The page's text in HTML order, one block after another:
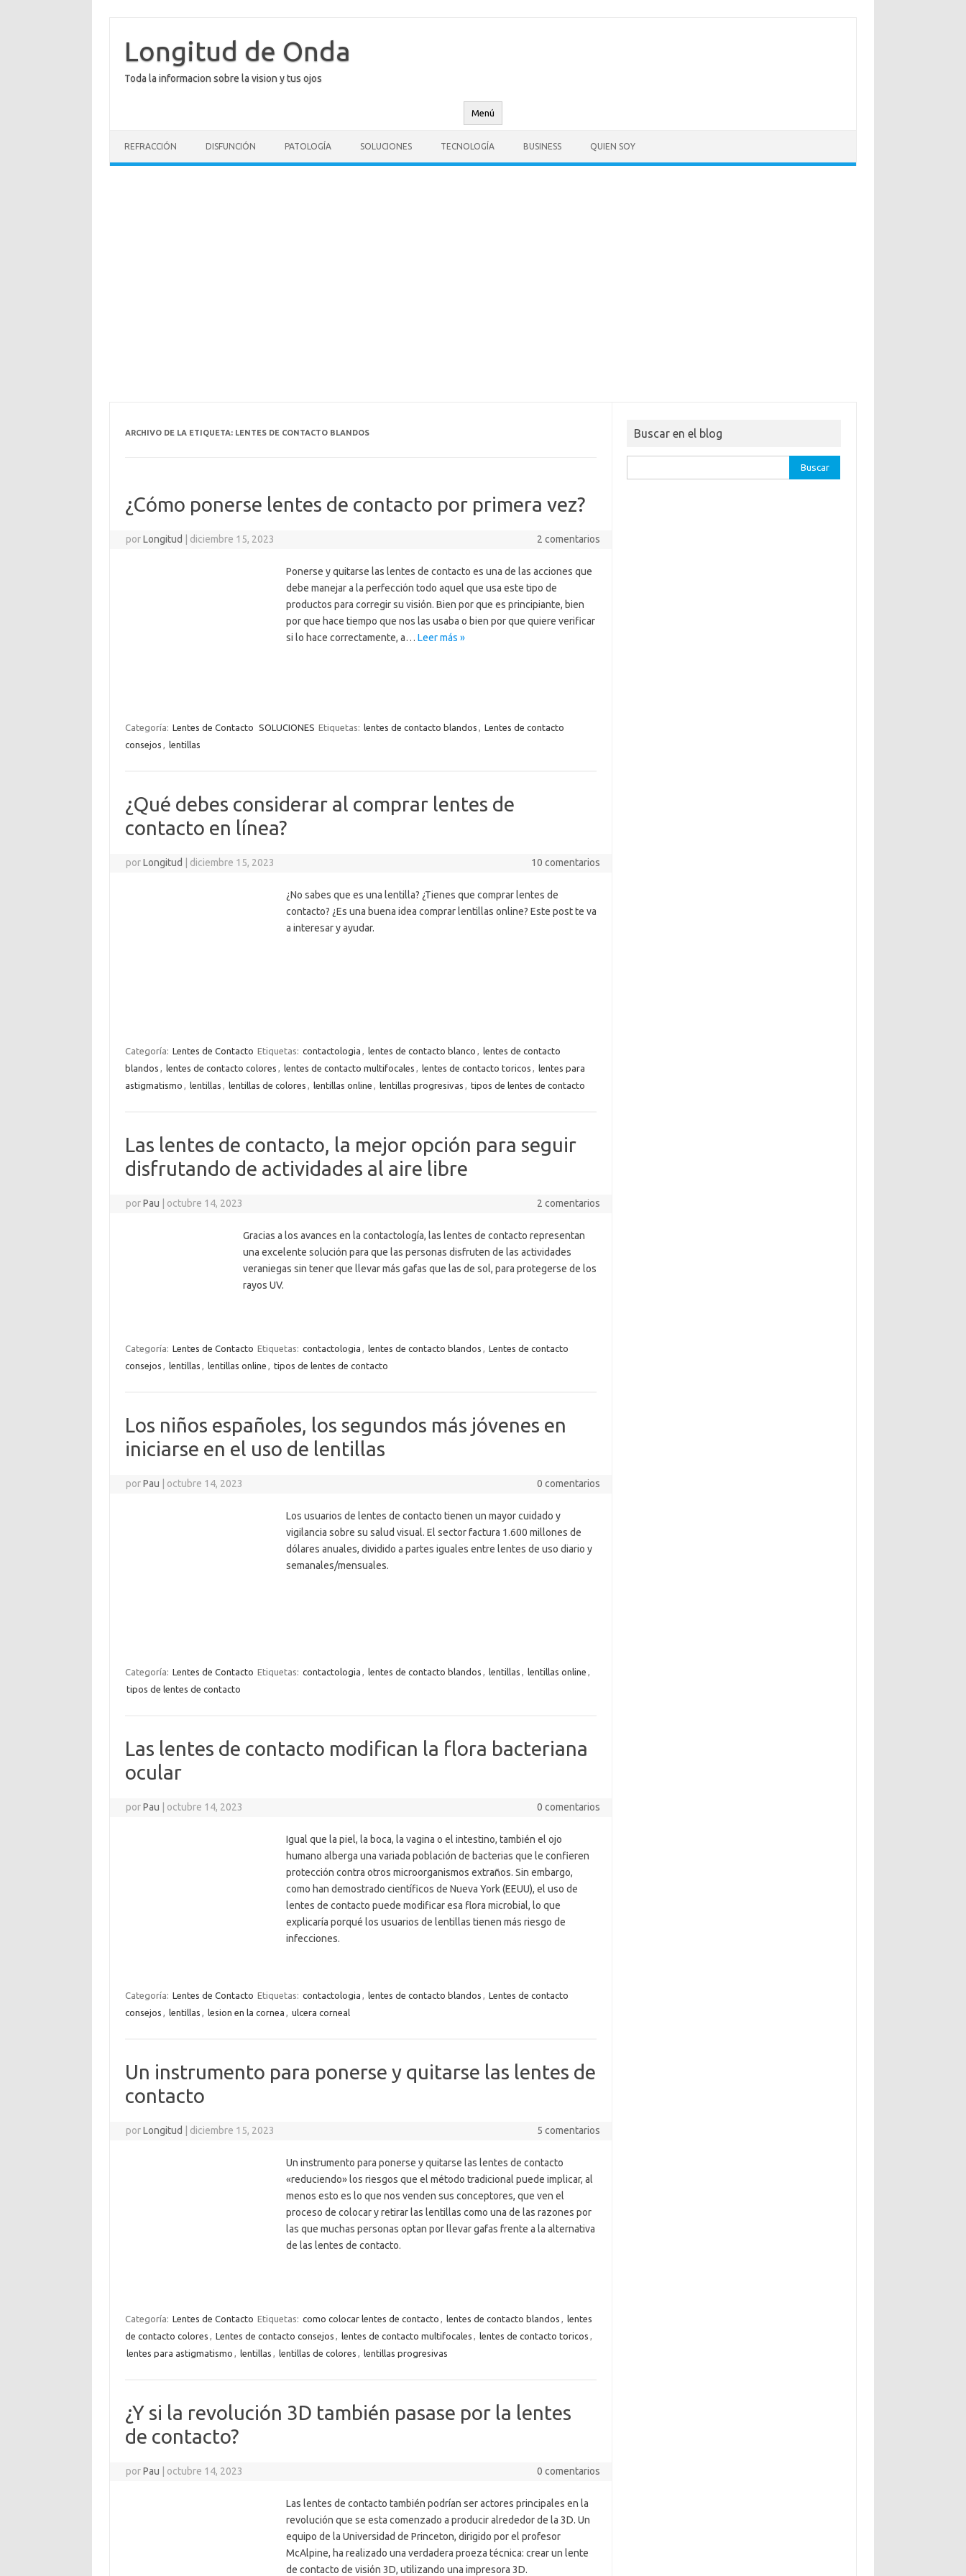
contenido
Longitud de Onda
Toda la informacion sobre la vision y tus ojos
Menú
REFRACCIÓN DISFUNCIÓN PATOLOGÍA SOLUCIONES TECNOLOGÍA BUSINESS QUIEN SOY
ARCHIVO DE LA ETIQUETA: LENTES DE CONTACTO BLANDOS
¿Cómo ponerse lentes de contacto por primera vez?
porLongitud diciembre 15, 2023 2 comentarios
Ponerse y quitarse las lentes de contacto es una de las acciones que
debe manejar a la perfección todo aquel que usa este tipo de
productos para corregir su visión. Bien por que es principiante, bien
por que hace tiempo que nos las usaba o bien por que quiere verificar
si lo hace correctamente, a… Leer más »
Categoría: Lentes de Contacto SOLUCIONES Etiquetas: lentes de contacto blandos , Lentes de contacto
consejos , lentillas
¿Qué debes considerar al comprar lentes de
contacto en línea?
porLongitud diciembre 15, 2023 10 comentarios
¿No sabes que es una lentilla? ¿Tienes que comprar lentes de
contacto? ¿Es una buena idea comprar lentillas online? Este post te va
a interesar y ayudar.
Categoría: Lentes de Contacto Etiquetas: contactologia , lentes de contacto blanco , lentes de contacto
blandos , lentes de contacto colores , lentes de contacto multifocales , lentes de contacto toricos , lentes para
astigmatismo , lentillas , lentillas de colores , lentillas online , lentillas progresivas , tipos de lentes de contacto
Las lentes de contacto, la mejor opción para seguir
disfrutando de actividades al aire libre
porPau octubre 14, 2023 2 comentarios
Gracias a los avances en la contactología, las lentes de contacto representan
una excelente solución para que las personas disfruten de las actividades
veraniegas sin tener que llevar más gafas que las de sol, para protegerse de los
rayos UV.
Categoría: Lentes de Contacto Etiquetas: contactologia , lentes de contacto blandos , Lentes de contacto
consejos , lentillas , lentillas online , tipos de lentes de contacto
Los niños españoles, los segundos más jóvenes en
iniciarse en el uso de lentillas
porPau octubre 14, 2023 0 comentarios
Los usuarios de lentes de contacto tienen un mayor cuidado y
vigilancia sobre su salud visual. El sector factura 1.600 millones de
dólares anuales, dividido a partes iguales entre lentes de uso diario y
semanales/mensuales.
Categoría: Lentes de Contacto Etiquetas: contactologia , lentes de contacto blandos , lentillas , lentillas online ,
tipos de lentes de contacto
Las lentes de contacto modifican la flora bacteriana
ocular
porPau octubre 14, 2023 0 comentarios
Igual que la piel, la boca, la vagina o el intestino, también el ojo
humano alberga una variada población de bacterias que le confieren
protección contra otros microorganismos extraños. Sin embargo,
como han demostrado científicos de Nueva York (EEUU), el uso de
lentes de contacto puede modificar esa flora microbial, lo que
explicaría porqué los usuarios de lentillas tienen más riesgo de
infecciones.
Categoría: Lentes de Contacto Etiquetas: contactologia , lentes de contacto blandos , Lentes de contacto
consejos , lentillas , lesion en la cornea , ulcera corneal
Un instrumento para ponerse y quitarse las lentes de
contacto
porLongitud diciembre 15, 2023 5 comentarios
Un instrumento para ponerse y quitarse las lentes de contacto
«reduciendo» los riesgos que el método tradicional puede implicar, al
menos esto es lo que nos venden sus conceptores, que ven el
proceso de colocar y retirar las lentillas como una de las razones por
las que muchas personas optan por llevar gafas frente a la alternativa
de las lentes de contacto.
Categoría: Lentes de Contacto Etiquetas: como colocar lentes de contacto , lentes de contacto blandos , lentes
de contacto colores , Lentes de contacto consejos , lentes de contacto multifocales , lentes de contacto toricos ,
lentes para astigmatismo , lentillas , lentillas de colores , lentillas progresivas
¿Y si la revolución 3D también pasase por la lentes
de contacto?
porPau octubre 14, 2023 0 comentarios
Las lentes de contacto también podrían ser actores principales en la
revolución que se esta comenzado a producir alrededor de la 3D. Un
equipo de la Universidad de Princeton, dirigido por el profesor
McAlpine, ha realizado una verdadera proeza técnica: crear un lente
de contacto de visión 3D, utilizando una impresora 3D.
Buscar en el blog